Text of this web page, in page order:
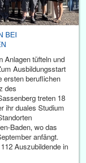
BEI
Anlagen tüfteln und
Ausbildungsstart
ersten beruflichen
des
treten 18
ihr duales Studium
Baden, wo das
anfängt.
Auszubildende in